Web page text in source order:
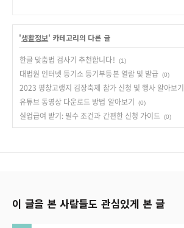
'생활정보' 카테고리의 다른 글
한글 맞춤법 검사기 추천합니다! (1)
대법원 인터넷 등기소 등기부등본 열람 및 발급 (0)
2023 평창고랭지 김장축제 참가 신청 및 행사 알아보기
유튜브 동영상 다운로드 방법 알아보기 (0)
실업급여 받기: 필수 조건과 간편한 신청 가이드 (0)
이 글을 본 사람들도 관심있게 본 글